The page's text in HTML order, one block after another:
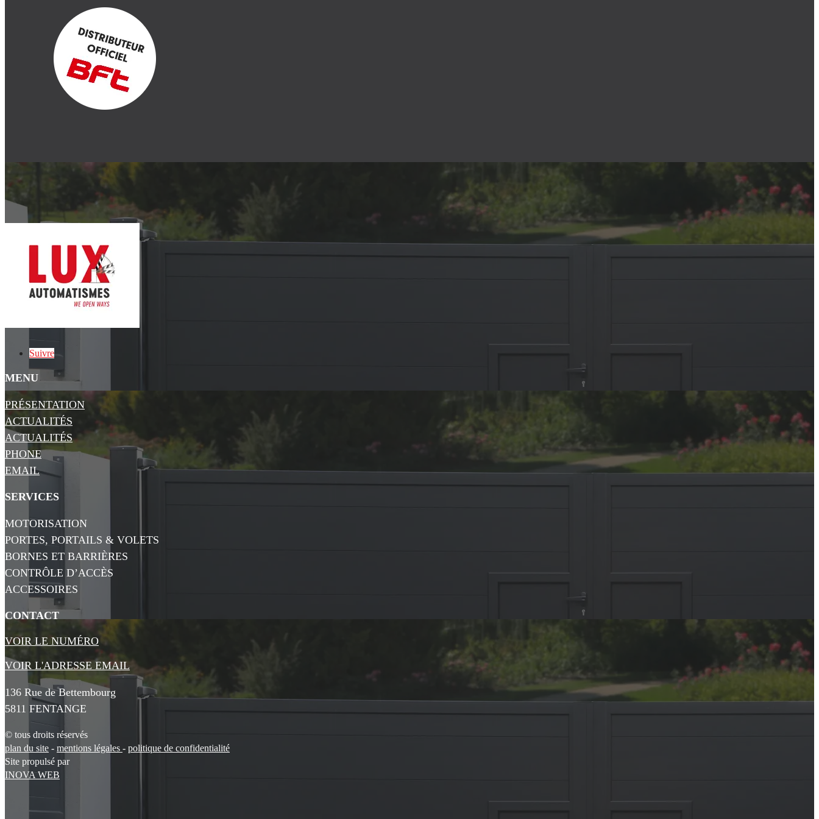
Suivre
MENU
PRÉSENTATION
ACTUALITÉS
ACTUALITÉS
PHONE
EMAIL
SERVICES
MOTORISATION
PORTES, PORTAILS & VOLETS
BORNES ET BARRIÈRES
CONTRÔLE D’ACCÈS
ACCESSOIRES
CONTACT
VOIR LE NUMÉRO
VOIR L'ADRESSE EMAIL
136 Rue de Bettembourg
5811 FENTANGE
© tous droits réservés
plan du site - mentions légales - politique de confidentialité
Site propulsé par
INOVA WEB